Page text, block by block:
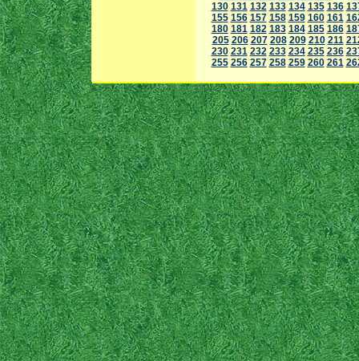
130 131 132 133 134 135 136
155 156 157 158 159 160 161
180 181 182 183 184 185 186
205 206 207 208 209 210 211
230 231 232 233 234 235 236
255 256 257 258 259 260 261